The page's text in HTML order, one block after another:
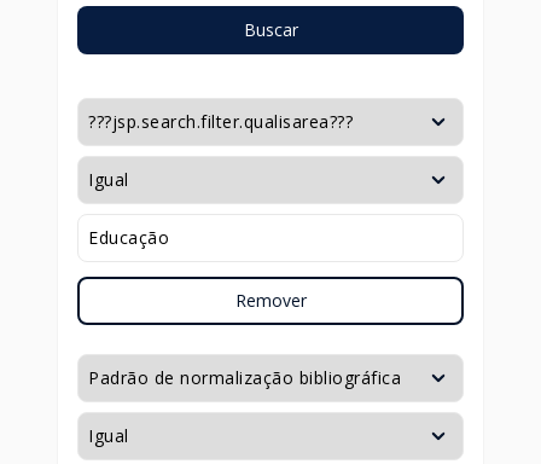
Buscar
Remover